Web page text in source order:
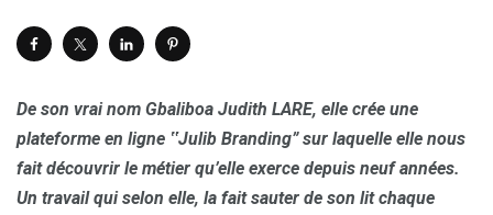
De son vrai nom Gbaliboa Judith LARE, elle crée une
plateforme en ligne ‟Julib Branding”sur laquelle elle nous
fait découvrir le métier qu’elle exerce depuis neuf années.
Un travail qui selon elle, la fait sauter de son lit chaque